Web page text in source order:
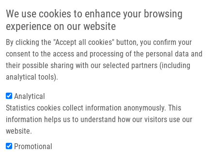
We use cookies to enhance your browsing
experience on our website
By clicking the "Accept all cookies" button, you confirm your
consent to the access and processing of the personal data and
their possible sharing with our selected partners (including
analytical tools).
Analytical
Statistics cookies collect information anonymously. This
information helps us to understand how our visitors use our
website.
Promotional
Header image
Drobečková navigace
Domů Neužilová Barbora